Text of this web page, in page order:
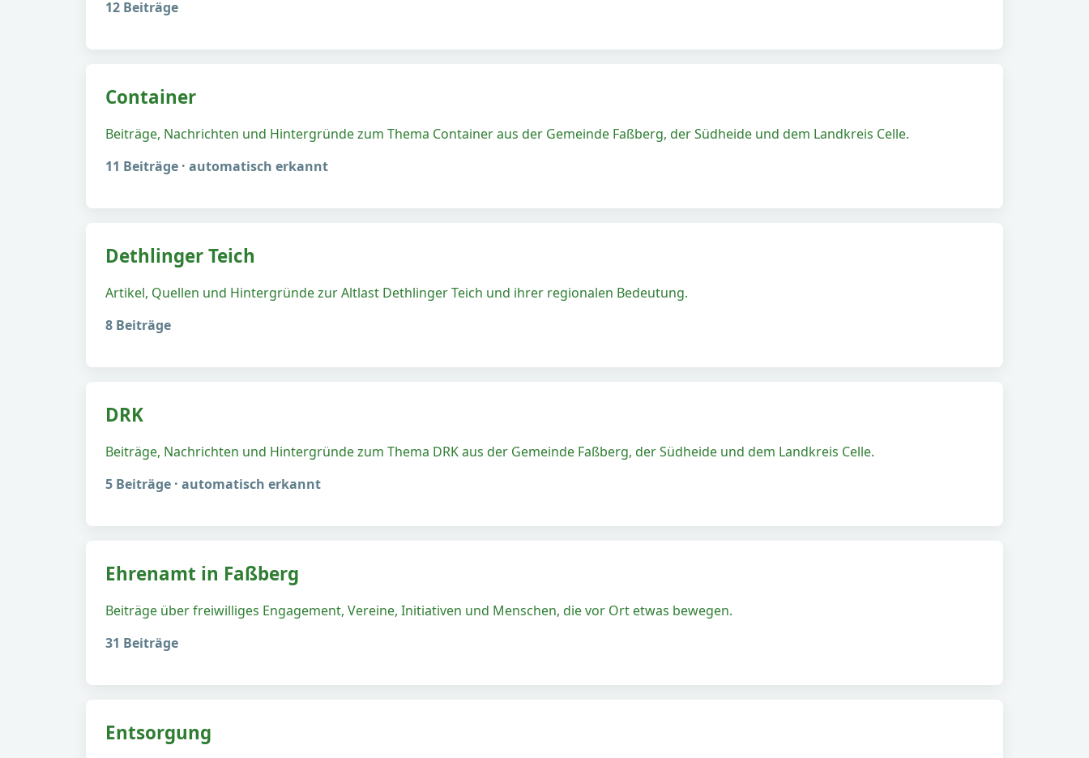
12 Beiträge
Container
Beiträge, Nachrichten und Hintergründe zum Thema Container aus der Gemeinde Faßberg, der Südheide und dem Landkreis Celle.
11 Beiträge · automatisch erkannt
Dethlinger Teich
Artikel, Quellen und Hintergründe zur Altlast Dethlinger Teich und ihrer regionalen Bedeutung.
8 Beiträge
DRK
Beiträge, Nachrichten und Hintergründe zum Thema DRK aus der Gemeinde Faßberg, der Südheide und dem Landkreis Celle.
5 Beiträge · automatisch erkannt
Ehrenamt in Faßberg
Beiträge über freiwilliges Engagement, Vereine, Initiativen und Menschen, die vor Ort etwas bewegen.
31 Beiträge
Entsorgung